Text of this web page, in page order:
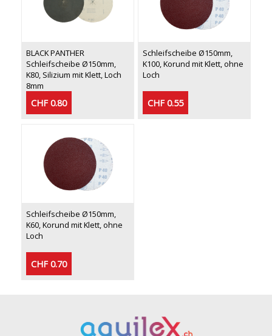
BLACK PANTHER
Schleifscheibe Ø150mm,
K80, Silizium mit Klett, Loch
8mm
CHF 0.80
Schleifscheibe Ø150mm,
K100, Korund mit Klett, ohne
Loch
CHF 0.55
Schleifscheibe Ø150mm,
K60, Korund mit Klett, ohne
Loch
CHF 0.70